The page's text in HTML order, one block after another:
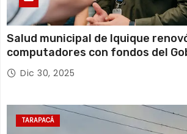
Salud municipal de Iquique
computadores con fondos del
Tarapacá
Dic 30, 2025
TARAPACÁ